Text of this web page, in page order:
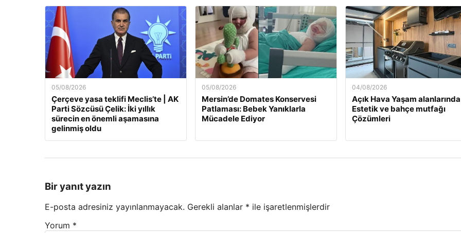
05/08/2026
Çerçeve yasa teklifi Meclis’te | AK
Parti Sözcüsü Çelik: İki yıllık
sürecin en önemli aşamasına
gelinmiş oldu
05/08/2026
Mersin’de Domates Konservesi
Patlaması: Bebek Yanıklarla
Mücadele Ediyor
04/08/2026
Açık Hava Yaşam alanlarında
Estetik ve bahçe mutfağı
Çözümleri
Bir yanıt yazın
E-posta adresiniz yayınlanmayacak. Gerekli alanlar * ile işaretlenmişlerdir
Yorum *